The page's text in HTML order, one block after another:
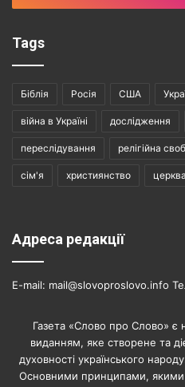
Tags
Біблія Росія США
війна в Україні дослідження
переслідування релігійна
сім'я християнство церква
Адреса редакції
E-mail: mail@slovoproslovo.info
Газета «Слово про Слово»
виданням, яке створене та
духовності українського
Основними принципами, якими